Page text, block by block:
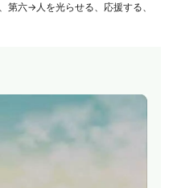
六→人を光らせる、応援する、